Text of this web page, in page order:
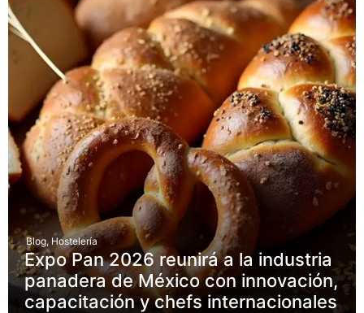
Blog, Hostelería
Expo Pan 2026 reunirá a la industria
panadera de México con innovación,
capacitación y chefs internacionales